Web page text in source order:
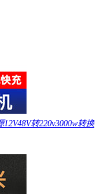
转220v3000w转换